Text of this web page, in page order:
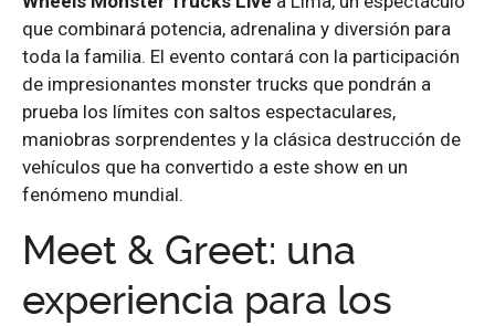
que combinará potencia, adrenalina y diversión para
toda la familia. El evento contará con la participación
de impresionantes monster trucks que pondrán a
prueba los límites con saltos espectaculares,
maniobras sorprendentes y la clásica destrucción de
vehículos que ha convertido a este show en un
fenómeno mundial.
Meet & Greet: una
experiencia para los